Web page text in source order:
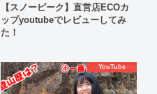
【スノーピーク】直営店ECOカ
ップyoutubeでレビューしてみ
た！
YouTube